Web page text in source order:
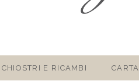
E RICAMBI CARTA